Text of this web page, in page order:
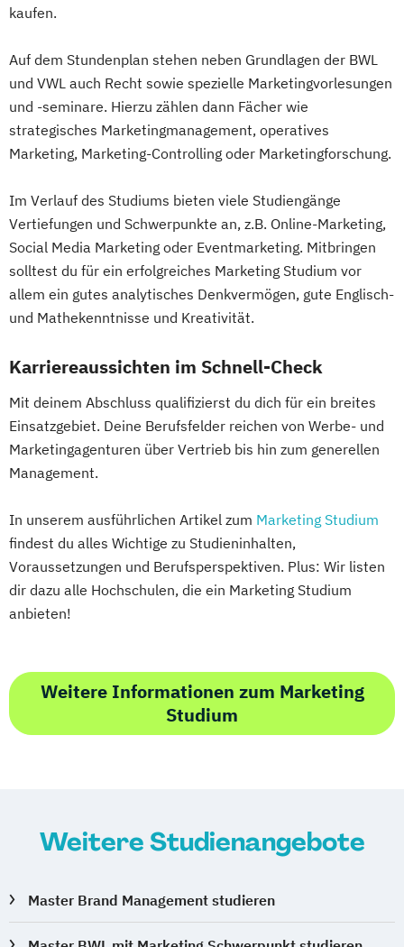
kaufen.
Auf dem Stundenplan stehen neben Grundlagen der BWL
und VWL auch Recht sowie spezielle Marketingvorlesungen
und -seminare. Hierzu zählen dann Fächer wie
strategisches Marketingmanagement, operatives
Marketing, Marketing-Controlling oder Marketingforschung.
Im Verlauf des Studiums bieten viele Studiengänge
Vertiefungen und Schwerpunkte an, z.B. Online-Marketing,
Social Media Marketing oder Eventmarketing. Mitbringen
solltest du für ein erfolgreiches Marketing Studium vor
allem ein gutes analytisches Denkvermögen, gute Englisch-
und Mathekenntnisse und Kreativität.
Karriereaussichten im Schnell-Check
Mit deinem Abschluss qualifizierst du dich für ein breites
Einsatzgebiet. Deine Berufsfelder reichen von Werbe- und
Marketingagenturen über Vertrieb bis hin zum generellen
Management.
In unserem ausführlichen Artikel zum Marketing Studium
findest du alles Wichtige zu Studieninhalten,
Voraussetzungen und Berufsperspektiven. Plus: Wir listen
dir dazu alle Hochschulen, die ein Marketing Studium
anbieten!
Weitere Informationen zum Marketing
Studium
Weitere Studienangebote
Master Brand Management studieren